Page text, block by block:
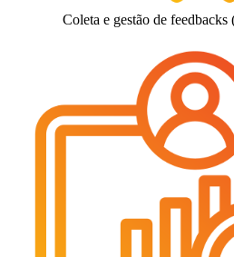
Coleta e gestão de